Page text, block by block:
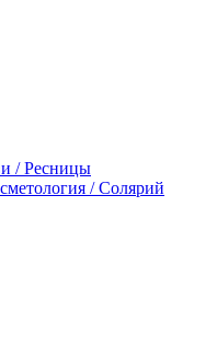
/ Ресницы
/ Солярий